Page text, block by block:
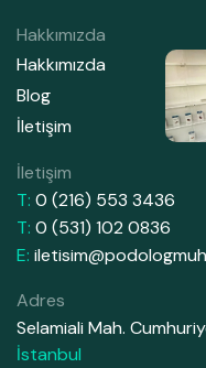
Hakkımızda
Hakkımızda
Blog
İletişim
İletişim
T: 0 (216) 553 3436
T: 0 (531) 102 0836
E:
Adres
Selamiali Mah.
İstanbul